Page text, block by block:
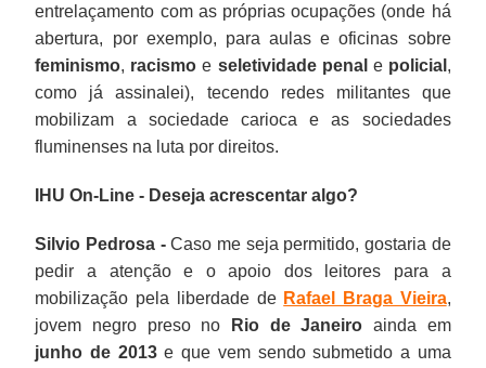
entrelaçamento com as próprias ocupações (onde há
abertura, por exemplo, para aulas e oficinas sobre
feminismo, racismo e seletividade penal epolicial ,
como já assinalei), tecendo redes militantes que
mobilizam a sociedade carioca e as sociedades
fluminenses na luta por direitos.
IHU On-Line - Deseja acrescentar algo?
Silvio Pedrosa -Caso me seja permitido, gostaria de
pedir a atenção e o apoio dos leitores para a
mobilização pela liberdade de Rafael Braga Vieira,
jovem negro preso no Rio de Janeiro ainda em
junho de 2013e que vem sendo submetido a uma